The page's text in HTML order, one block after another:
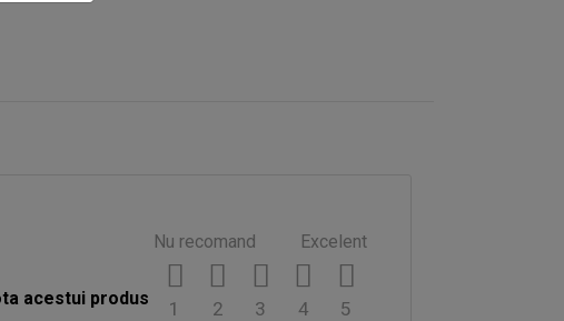
acestui produs
Nu recomand Excelent
5
4
3
2
1